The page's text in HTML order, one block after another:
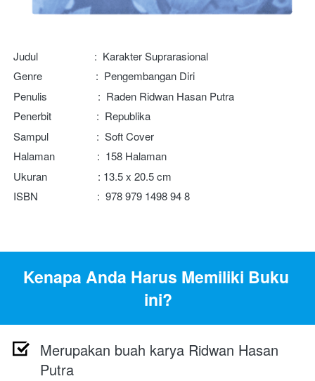
Judul                    :  Karakter Suprarasional
Genre                   :  Pengembangan Diri
Penulis                  :  Raden Ridwan Hasan Putra
Penerbit                :  Republika
Sampul                 :  Soft Cover
Halaman               :  158 Halaman
Ukuran                  : 13.5 x 20.5 cm
ISBN                     : 978 979 1498 94 8
Kenapa Anda Harus Memiliki Buku
ini?
Merupakan buah karya Ridwan Hasan
Putra